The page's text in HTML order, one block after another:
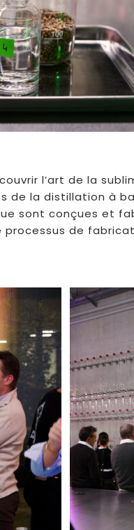
l’art de la
de la distillation à
sont conçues et
processus de